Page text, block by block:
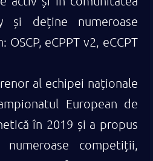
și deține numeroase
eCPPT v2, eCCPT
al echipei naționale
European de
în 2019 și a propus
competiții,